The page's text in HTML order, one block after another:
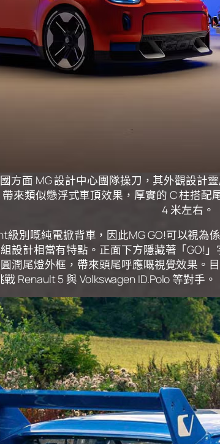
方面 MG 設計中心團隊操刀，其外觀設計
來類似懸浮式車頂效果，厚實的 C 柱搭
4 米左右。
別嘅純電掀背車，因此MG GO!可以視
設計相當有特點。正面下方隱藏著「GO!
潤尾燈外框，帶來頭尾呼應嘅視覺效果。
Renault 5 與 Volkswagen ID.Polo 等對手。